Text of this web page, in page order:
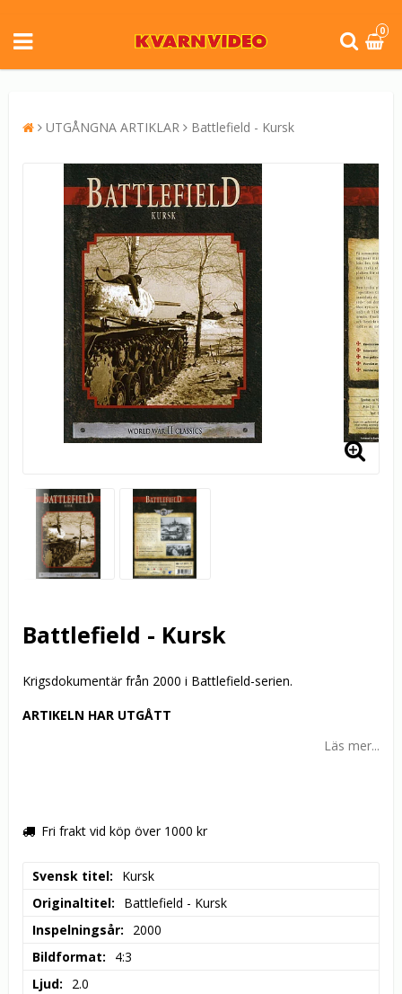
0
UTGÅNGNA ARTIKLAR Battlefield - Kursk
Battlefield - Kursk
Krigsdokumentär från 2000 i Battlefield-serien.
ARTIKELN HAR UTGÅTT
Läs mer...
Fri frakt vid köp över 1000 kr
Svensk titel
Kursk
Originaltitel
Battlefield - Kursk
Inspelningsår
2000
Bildformat
4:3
Ljud
2.0